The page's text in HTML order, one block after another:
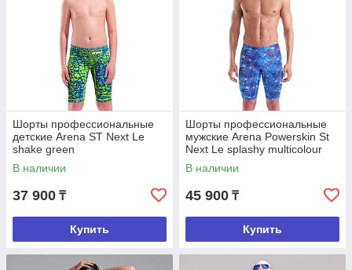
Шорты профессиональные
детские Arena ST Next Le
shake green
В наличии
37 900 ₸
Купить
Шорты профессиональные
мужские Arena Powerskin St
Next Le splashy multicolour
В наличии
45 900 ₸
Купить